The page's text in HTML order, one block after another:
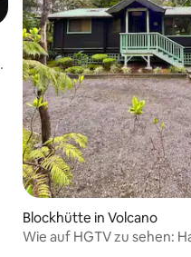
Blockhütte in Volcano
Wie auf HGTV zu sehen: